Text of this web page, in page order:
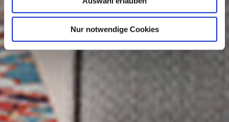
Nur notwendige Cookies